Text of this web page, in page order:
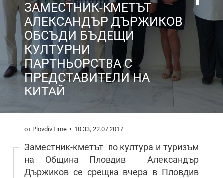
ЗАМЕСТНИК-КМЕТЪТ
АЛЕКСАНДЪР ДЪРЖИКОВ
ОБСЪДИ БЪДЕЩИ
КУЛТУРНИ
ПАРТНЬОРСТВА С
ПРЕДСТАВИТЕЛИ НА
КИТАЙ
от PlovdivTime 10:33, 22.07.2017
Заместник-кметът по култура и туризъм
на Община Пловдив Александър
Държиков се срещна вчера в Пловдив